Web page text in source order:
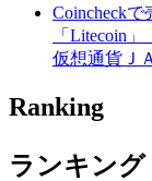
Coincheck
「Litecoin
仮想通貨Ｊ
Ranking
ランキング